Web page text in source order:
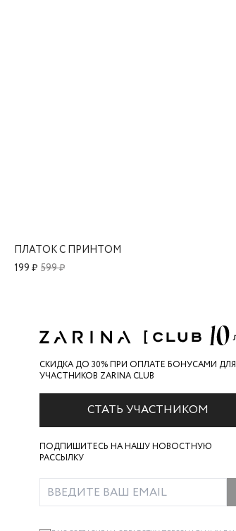
ПЛАТОК С ПРИНТОМ
599 ₽
199 ₽
СКИДКА ДО 30% ПРИ ОПЛАТЕ БОНУСАМИ ДЛЯ
УЧАСТНИКОВ ZARINA CLUB
СТАТЬ УЧАСТНИКОМ
ПОДПИШИТЕСЬ НА НАШУ НОВОСТНУЮ
РАССЫЛКУ